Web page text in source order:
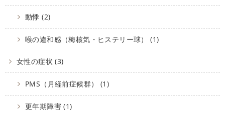
動悸 (2)
喉の違和感（梅核気・ヒステリー球） (1)
女性の症状 (3)
PMS（月経前症候群） (1)
更年期障害 (1)